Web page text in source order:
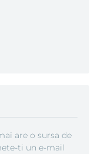
are o sursa de
ti un e-mail